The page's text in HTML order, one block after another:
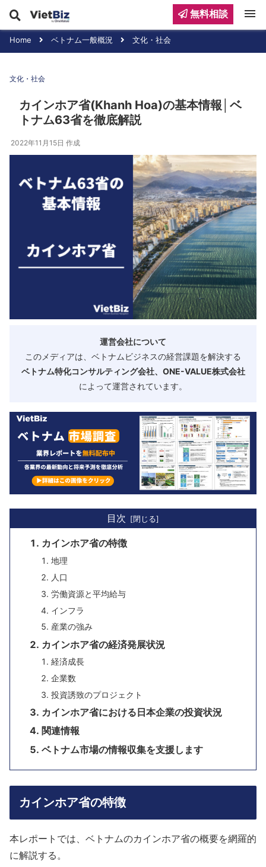
Home ベトナム一般概況 文化・社会
文化・社会
カインホア省(Khanh Hoa)の基本情報│ベ
トナム63省を徹底解説
2022年11月15日 作成
運営会社について
このメディアは、ベトナムビジネスの経営課題を解決する
ベトナム特化コンサルティング会社、ONE-VALUE株式会社
によって運営されています。
目次
カインホア省の特徴
地理
人口
労働資源と平均給与
インフラ
産業の強み
カインホア省の経済発展状況
経済成長
企業数
投資誘致のプロジェクト
カインホア省における日本企業の投資状況
関連情報
ベトナム市場の情報収集を支援します
カインホア省の特徴
本レポートでは、ベトナムのカインホア省の概要を網羅的
に解説する。
無料相談 menu